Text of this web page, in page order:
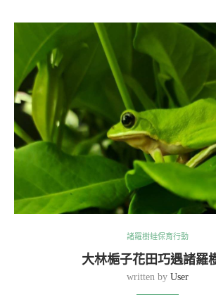
諸羅樹蛙保育行動
大林梔子花田巧遇諸羅
written by User